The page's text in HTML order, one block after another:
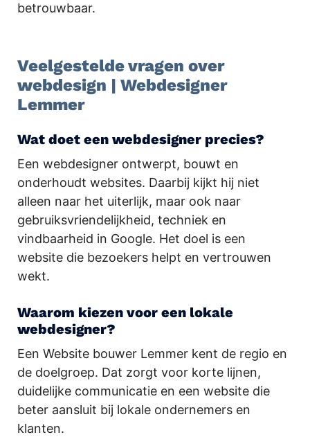
betrouwbaar.
Veelgestelde vragen over
webdesign | Webdesigner
Lemmer
Wat doet een webdesigner precies?
Een webdesigner ontwerpt, bouwt en
onderhoudt websites. Daarbij kijkt hij niet
alleen naar het uiterlijk, maar ook naar
gebruiksvriendelijkheid, techniek en
vindbaarheid in Google. Het doel is een
website die bezoekers helpt en vertrouwen
wekt.
Waarom kiezen voor een lokale
webdesigner?
Een Website bouwer Lemmer kent de regio en
de doelgroep. Dat zorgt voor korte lijnen,
duidelijke communicatie en een website die
beter aansluit bij lokale ondernemers en
klanten.